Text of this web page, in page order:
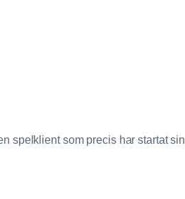
spelklient som precis har startat